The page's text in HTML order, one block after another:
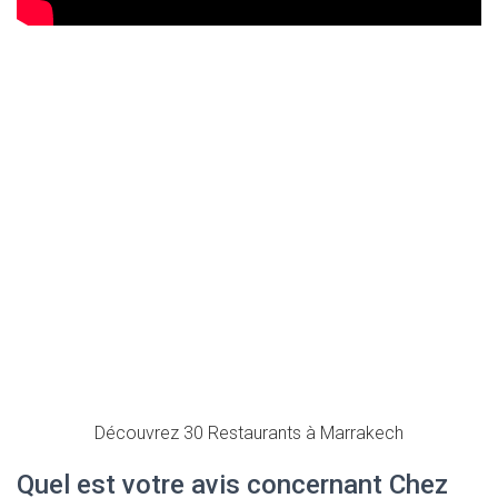
Découvrez 30 Restaurants à Marrakech
Quel est votre avis concernant Chez